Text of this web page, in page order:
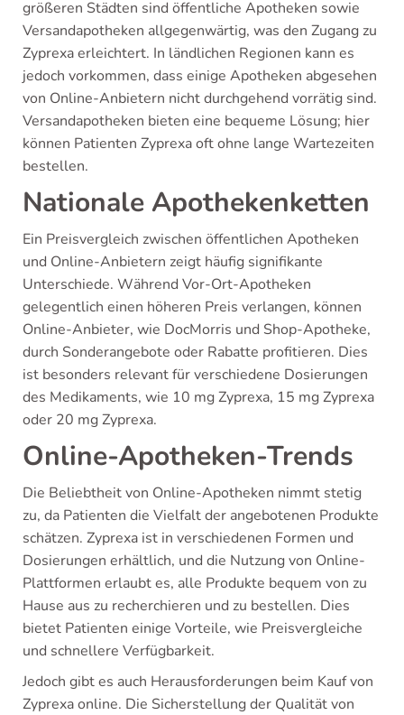
größeren Städten sind öffentliche Apotheken sowie
Versandapotheken allgegenwärtig, was den Zugang zu
Zyprexa erleichtert. In ländlichen Regionen kann es
jedoch vorkommen, dass einige Apotheken abgesehen
von Online-Anbietern nicht durchgehend vorrätig sind.
Versandapotheken bieten eine bequeme Lösung; hier
können Patienten Zyprexa oft ohne lange Wartezeiten
bestellen.
Nationale Apothekenketten
Ein Preisvergleich zwischen öffentlichen Apotheken
und Online-Anbietern zeigt häufig signifikante
Unterschiede. Während Vor-Ort-Apotheken
gelegentlich einen höheren Preis verlangen, können
Online-Anbieter, wie DocMorris und Shop-Apotheke,
durch Sonderangebote oder Rabatte profitieren. Dies
ist besonders relevant für verschiedene Dosierungen
des Medikaments, wie 10 mg Zyprexa, 15 mg Zyprexa
oder 20 mg Zyprexa.
Online-Apotheken-Trends
Die Beliebtheit von Online-Apotheken nimmt stetig
zu, da Patienten die Vielfalt der angebotenen Produkte
schätzen. Zyprexa ist in verschiedenen Formen und
Dosierungen erhältlich, und die Nutzung von Online-
Plattformen erlaubt es, alle Produkte bequem von zu
Hause aus zu recherchieren und zu bestellen. Dies
bietet Patienten einige Vorteile, wie Preisvergleiche
und schnellere Verfügbarkeit.
Jedoch gibt es auch Herausforderungen beim Kauf von
Zyprexa online. Die Sicherstellung der Qualität von